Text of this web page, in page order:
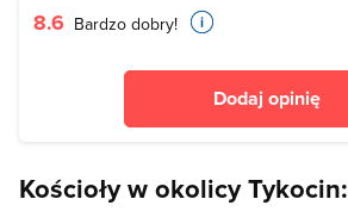
8.6 Bardzo dobry!
Dodaj opinię
Kościoły w okolicy Tykocin: